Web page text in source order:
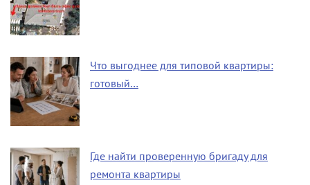
Что выгоднее для типовой квартиры:
готовый…
Где найти проверенную бригаду для
ремонта квартиры